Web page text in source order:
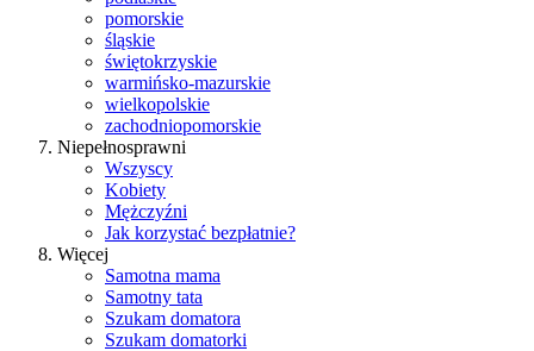
pomorskie
śląskie
świętokrzyskie
warmińsko-mazurskie
wielkopolskie
zachodniopomorskie
Niepełnosprawni
Wszyscy
Kobiety
Mężczyźni
Jak korzystać bezpłatnie?
Więcej
Samotna mama
Samotny tata
Szukam domatora
Szukam domatorki